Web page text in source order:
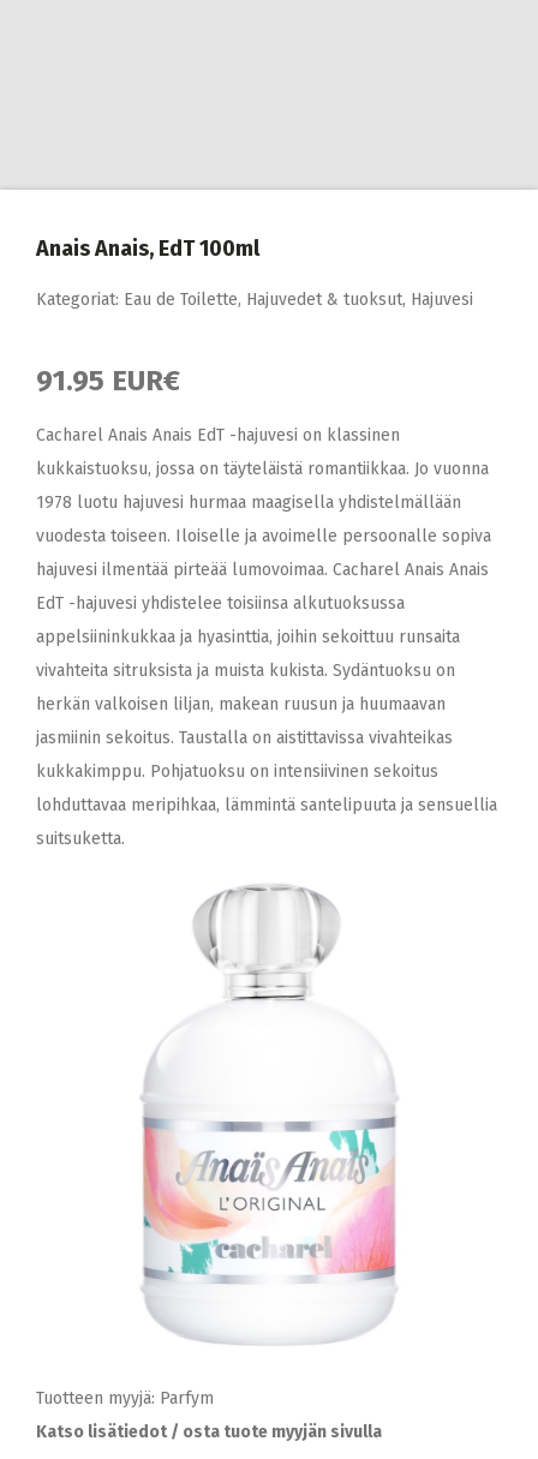
Anais Anais, EdT 100ml
Kategoriat: Eau de Toilette, Hajuvedet & tuoksut, Hajuvesi
91.95 EUR€
Cacharel Anais Anais EdT -hajuvesi on klassinen
kukkaistuoksu, jossa on täyteläistä romantiikkaa. Jo vuonna
1978 luotu hajuvesi hurmaa maagisella yhdistelmällään
vuodesta toiseen. Iloiselle ja avoimelle persoonalle sopiva
hajuvesi ilmentää pirteää lumovoimaa. Cacharel Anais Anais
EdT -hajuvesi yhdistelee toisiinsa alkutuoksussa
appelsiininkukkaa ja hyasinttia, joihin sekoittuu runsaita
vivahteita sitruksista ja muista kukista. Sydäntuoksu on
herkän valkoisen liljan, makean ruusun ja huumaavan
jasmiinin sekoitus. Taustalla on aistittavissa vivahteikas
kukkakimppu. Pohjatuoksu on intensiivinen sekoitus
lohduttavaa meripihkaa, lämmintä santelipuuta ja sensuellia
suitsuketta.
Tuotteen myyjä: Parfym
Katso lisätiedot / osta tuote myyjän sivulla